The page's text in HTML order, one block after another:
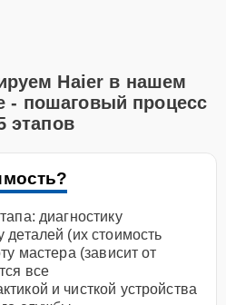
Haier в нашем
- пошаговый процесс
этапов
диагностику
деталей (их стоимость
мастера (зависит от
все
и чисткой устройства